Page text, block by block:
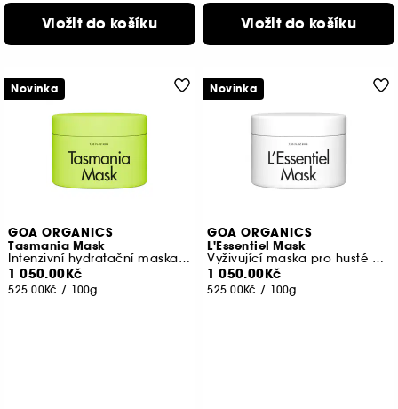
Vložit do košíku Vložit do košíku
GOA ORGANICS
Tasmania Mask
Intenzivní hydratační maska na vlasy
1 050.00Kč
525.00Kč / 100g
Novinka
GOA ORGANICS
L'Essentiel Mask
Vyživující maska pro husté vlasy
1 050.00Kč
525.00Kč / 100g
Novinka